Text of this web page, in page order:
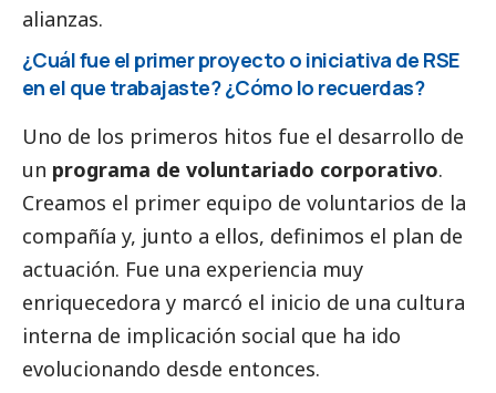
alianzas.
¿Cuál fue el primer proyecto o iniciativa de RSE
en el que trabajaste? ¿Cómo lo recuerdas?
Uno de los primeros hitos fue el desarrollo de
un programa de voluntariado corporativo.
Creamos el primer equipo de voluntarios de la
compañía y, junto a ellos, definimos el plan de
actuación. Fue una experiencia muy
enriquecedora y marcó el inicio de una cultura
interna de implicación social que ha ido
evolucionando desde entonces.